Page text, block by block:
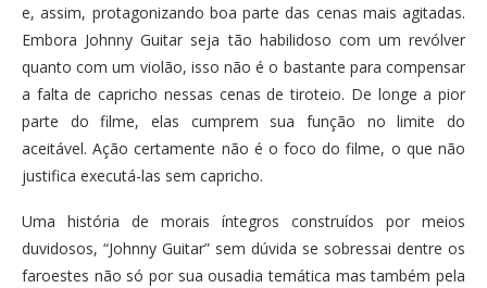
e, assim, protagonizando boa parte das cenas mais agitadas.
Embora Johnny Guitar seja tão habilidoso com um revólver
quanto com um violão, isso não é o bastante para compensar
a falta de capricho nessas cenas de tiroteio. De longe a pior
parte do filme, elas cumprem sua função no limite do
aceitável. Ação certamente não é o foco do filme, o que não
justifica executá-las sem capricho.
Uma história de morais íntegros construídos por meios
duvidosos, “Johnny Guitar” sem dúvida se sobressai dentre os
faroestes não só por sua ousadia temática mas também pela